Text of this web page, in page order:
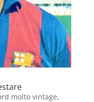
molto vintage,